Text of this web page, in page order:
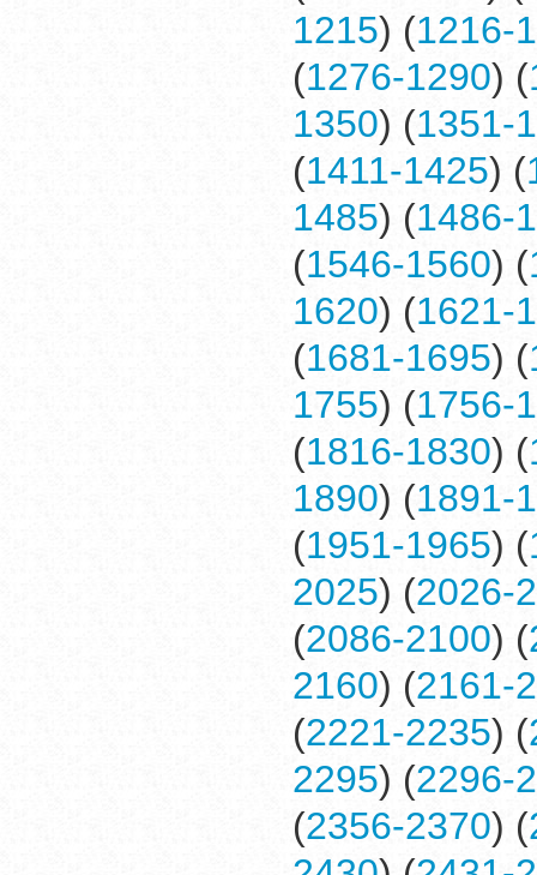
1215) (1216-
(1276-1290) (
1350) (1351-
(1411-1425) (
1485) (1486-
(1546-1560) (
1620) (1621-
(1681-1695) (
1755) (1756-
(1816-1830) (
1890) (1891-
(1951-1965) (
2025) (2026-
(2086-2100) (
2160) (2161-
(2221-2235) (
2295) (2296-
(2356-2370) (